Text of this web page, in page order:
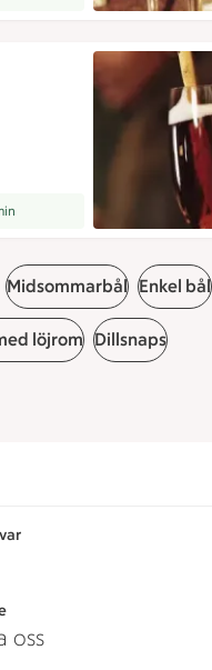
15 min att tillaga
Alkoholfri Royal
Midsommarbål Enkel bål
löjrom Dillsnaps
oss